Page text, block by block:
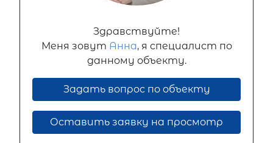
Здравствуйте!
Меня зовут Анна, я специалист по
данному объекту.
Задать вопрос по объекту
Оставить заявку на просмотр